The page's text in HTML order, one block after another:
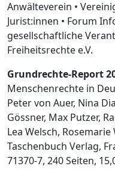
Anwälteverein •
Jurist:innen • Forum
gesellschaftliche
Freiheitsrechte e.V.
Grundrechte-Report
Menschenrechte in
Peter von Auer, Nina
Gössner, Max Putzer,
Lea Welsch,
Taschenbuch Verlag,
71370-7, 240 Seiten,